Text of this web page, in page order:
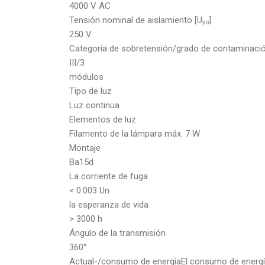
4000 V AC
Tensión nominal de aislamiento [Uyo]
250 V
Categoría de sobretensión/grado de
III/3
módulos
Tipo de luz
Luz continua
Elementos de luz
Filamento de la lámpara máx. 7 W
Montaje
Ba15d
La corriente de fuga
< 0.003 Un
la esperanza de vida
> 3000 h
Ángulo de la transmisión
360°
Actual-/consumo de energíaEl consumo de